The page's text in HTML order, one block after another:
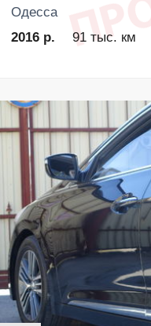
Одесса
2016 р.
91 тыс. км